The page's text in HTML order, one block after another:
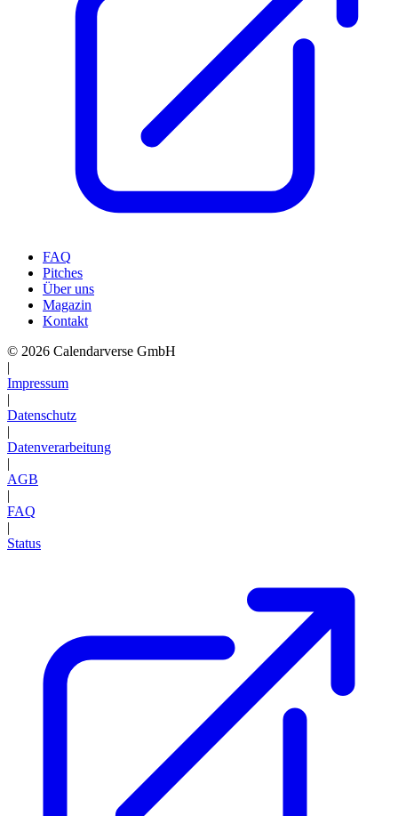
FAQ
Pitches
Über uns
Magazin
Kontakt
© 2026 Calendarverse GmbH
|
Impressum
|
Datenschutz
|
Datenverarbeitung
|
AGB
|
FAQ
|
Status